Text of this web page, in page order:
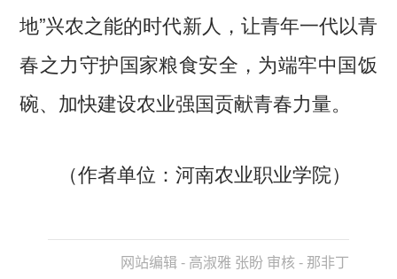
地”兴农之能的时代新人，让青年一代以青
春之力守护国家粮食安全，为端牢中国饭
碗、加快建设农业强国贡献青春力量。
（作者单位：河南农业职业学院）
网站编辑 - 高淑雅 张盼 审核 - 那非丁